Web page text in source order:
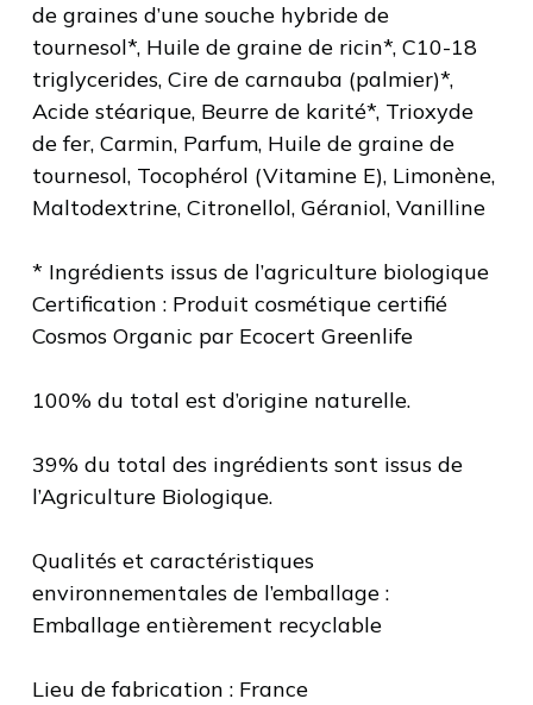
de graines d’une souche hybride de
tournesol*, Huile de graine de ricin*, C10-18
triglycerides, Cire de carnauba (palmier)*,
Acide stéarique, Beurre de karité*, Trioxyde
de fer, Carmin, Parfum, Huile de graine de
tournesol, Tocophérol (Vitamine E), Limonène,
Maltodextrine, Citronellol, Géraniol, Vanilline
* Ingrédients issus de l’agriculture biologique
Certification : Produit cosmétique certifié
Cosmos Organic par Ecocert Greenlife
100% du total est d’origine naturelle.
39% du total des ingrédients sont issus de
l’Agriculture Biologique.
Qualités et caractéristiques
environnementales de l’emballage :
Emballage entièrement recyclable
Lieu de fabrication : France